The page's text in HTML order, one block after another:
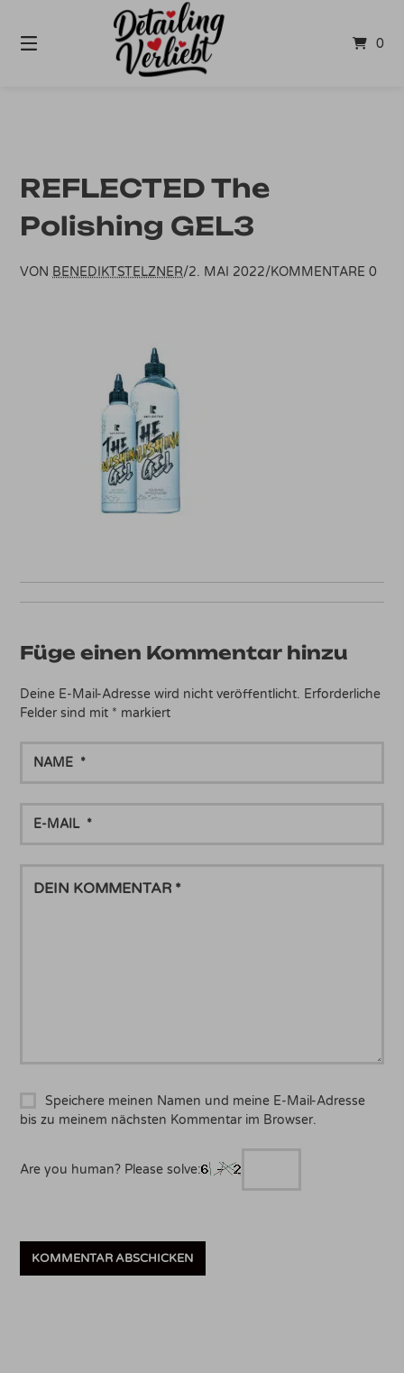
Inhalt
0
REFLECTED The
Polishing GEL3
VON BENEDIKTSTELZNER/2. MAI 2022/KOMMENTARE 0
Füge einen Kommentar hinzu
Deine E-Mail-Adresse wird nicht veröffentlicht. Erforderliche
Felder sind mit * markiert
MAIL
KOMMENTAR
Speichere meinen Namen und meine E-Mail-Adresse
bis zu meinem nächsten Kommentar im Browser.
Are you human? Please solve: